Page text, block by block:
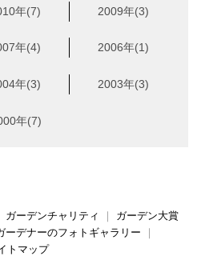
年(7) 2009年(3)
年(4) 2006年(1)
年(3) 2003年(3)
年(7)
ガーデンチャリティ
ガーデン大賞
ーデナーのフォトギャラリー
トマップ